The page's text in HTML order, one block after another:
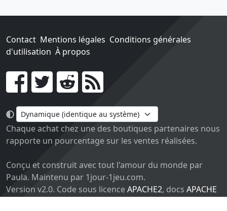
Contact Mentions légales Conditions générales
d'utilisation À propos
Go !
Chaque achat chez une des boutiques partenaires nous
rapporte un pourcentage sur les ventes réalisées.
Conçu et construit avec tout l'amour du monde par
Paula. Maintenu par 1jour-1jeu.com.
Version v2.0. Code sous licenceAPACHE2, docs APACHE